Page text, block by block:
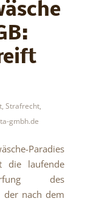
, Strafrecht,
gmbh.de
Paradies
die laufende
des
der nach dem